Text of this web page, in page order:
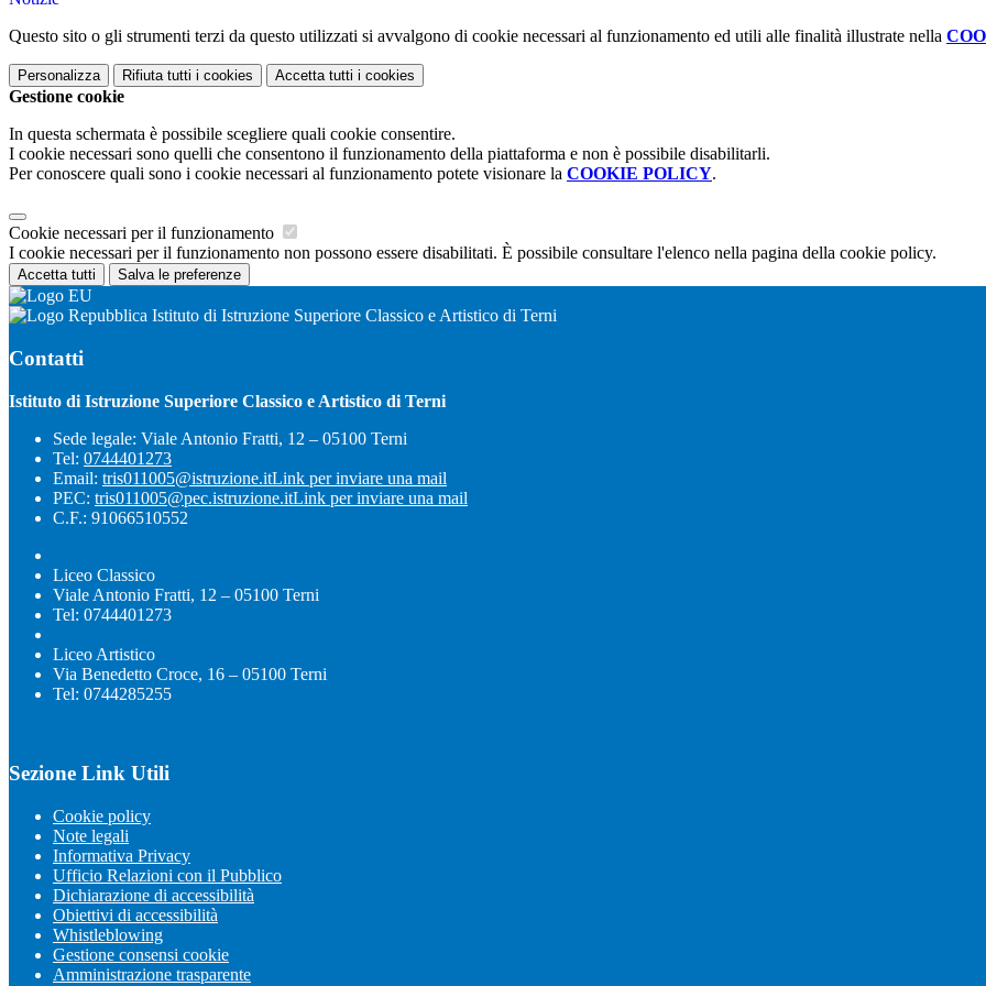
Questo sito o gli strumenti terzi da questo utilizzati si avvalgono di cookie necessari al funzionamento ed utili alle finalità illustrate nella
Personalizza Rifiuta tutti i cookies Accetta tutti i cookies
Gestione cookie
In questa schermata è possibile scegliere quali cookie consentire.
I cookie necessari sono quelli che consentono il funzionamento della piattaforma e non è possibile disabilitarli.
Per conoscere quali sono i cookie necessari al funzionamento potete visionare la COOKIE POLICY.
Cookie necessari per il funzionamento
I cookie necessari per il funzionamento non possono essere disabilitati. È possibile consultare l'elenco nella pagina della cookie policy.
Accetta tutti Salva le preferenze
Istituto di Istruzione Superiore Classico e Artistico di Terni
Contatti
Istituto di Istruzione Superiore Classico e Artistico di Terni
Sede legale: Viale Antonio Fratti, 12 – 05100 Terni
Tel: 0744401273
Email: tris011005@istruzione.itLink per inviare una mail
PEC: tris011005@pec.istruzione.itLink per inviare una mail
C.F.: 91066510552
Liceo Classico
Viale Antonio Fratti, 12 – 05100 Terni
Tel: 0744401273
Liceo Artistico
Via Benedetto Croce, 16 – 05100 Terni
Tel: 0744285255
Sezione Link Utili
Cookie policy
Note legali
Informativa Privacy
Ufficio Relazioni con il Pubblico
Dichiarazione di accessibilità
Obiettivi di accessibilità
Whistleblowing
Gestione consensi cookie
Amministrazione trasparente